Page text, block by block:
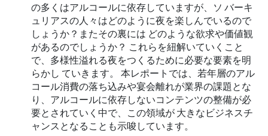
の多くはアルコールに依存していますが、ソ バーキ
ュリアスの人々はどのように夜を楽しんでいるので
しょうか？またその裏には どのような欲求や価値観
があるのでしょうか？ これらを紐解いていくこと
で、多様性溢れる夜をつくるために必要な要素を明
らかし ていきます。 本レポートでは、若年層のアル
コール消費の落ち込みや宴会離れが業界の課題とな
り、アルコールに依存しないコンテンツの整備が必
要とされていく中で、この領域が 大きなビジネスチ
ャンスとなることも示唆しています。